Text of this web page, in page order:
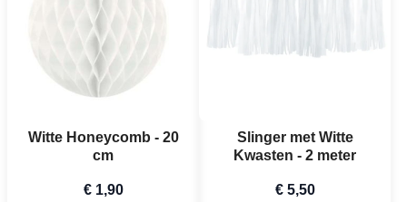
Witte Honeycomb - 20
cm
€ 1,90
Slinger met Witte
Kwasten - 2 meter
€ 5,50